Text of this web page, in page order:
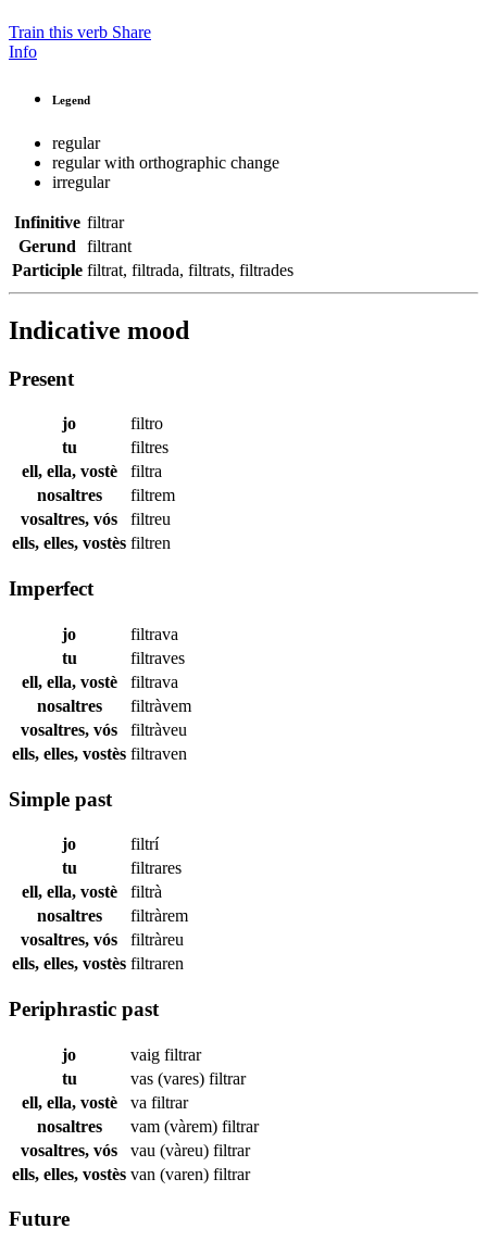
Train this verb Share
Info
Legend
regular
regular with orthographic change
irregular
Infinitive filtrar
Gerund
filtrant
Participle filtrat, filtrada, filtrats, filtrades
Indicative mood
Present
jo
filtro
tu
filtres
ell, ella, vostè
filtra
nosaltres
filtrem
vosaltres, vós
filtreu
ells, elles, vostès filtren
Imperfect
jo
filtrava
tu
filtraves
ell, ella, vostè
filtrava
nosaltres
filtràvem
vosaltres, vós
filtràveu
ells, elles, vostès filtraven
Simple past
jo
filtrí
tu
filtrares
ell, ella, vostè
filtrà
nosaltres
filtràrem
vosaltres, vós
filtràreu
ells, elles, vostès filtraren
Periphrastic past
jo vaig filtrar
tu
vas (vares) filtrar
ell, ella, vostè
va filtrar
nosaltres
vam (vàrem) filtrar
vosaltres, vós
vau (vàreu) filtrar
ells, elles, vostès van (varen) filtrar
Future